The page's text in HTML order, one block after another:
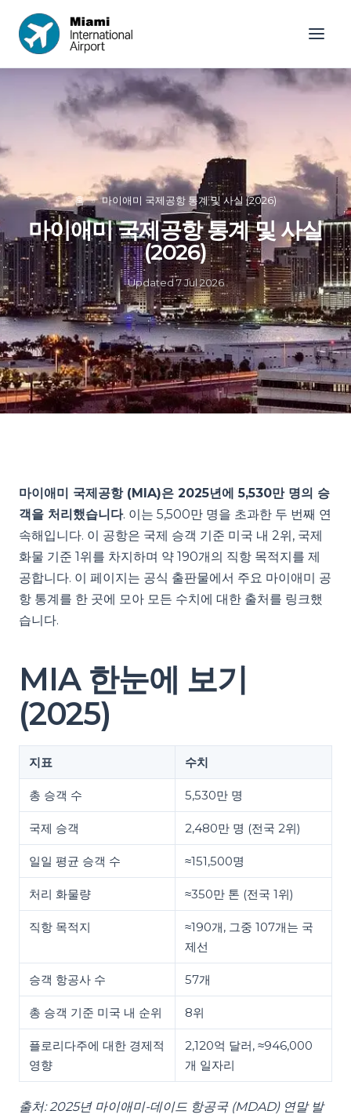
홈 » 마이애미 국제공항 통계 및 사실 (2026)
마이애미 국제공항 통계 및 사실
(2026)
Updated7 Jul 2026
마이애미 국제공항 (MIA)은 2025년에 5,530만 명의 승
객을 처리했습니다. 이는 5,500만 명을 초과한 두 번째 연
속해입니다. 이 공항은 국제 승객 기준 미국 내 2위, 국제
화물 기준 1위를 차지하며 약 190개의 직항 목적지를 제
공합니다. 이 페이지는 공식 출판물에서 주요 마이애미 공
항 통계를 한 곳에 모아 모든 수치에 대한 출처를 링크했
습니다.
MIA 한눈에 보기
(2025)
지표 수치
총 승객 수 5,530만 명
국제 승객 2,480만 명 (전국 2위)
일일 평균 승객 수 ≈151,500명
처리 화물량 ≈350만 톤 (전국 1위)
직항 목적지
≈190개, 그중 107개는 국
제선
승객 항공사 수 57개
총 승객 기준 미국 내 순위 8위
플로리다주에 대한 경제적
영향
2,120억 달러, ≈946,000
개 일자리
출처: 2025년 마이애미-데이드 항공국 (MDAD) 연말 발